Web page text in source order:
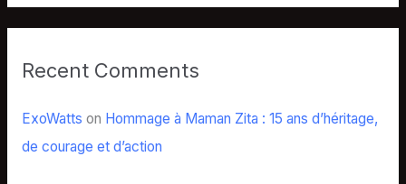
Recent Comments
ExoWatts on Hommage à Maman Zita : 15 ans d’héritage,
de courage et d’action